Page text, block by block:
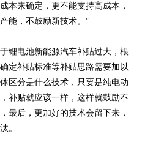
本来确定，更不能支持高成本，
能，不鼓励新技术。”
电池新能源汽车补贴过大，根
定补贴标准等补贴思路需要加以
区分是什么技术，只要是纯电动
补贴就应该一样，这样就鼓励不
最后，更加好的技术会留下来，
。